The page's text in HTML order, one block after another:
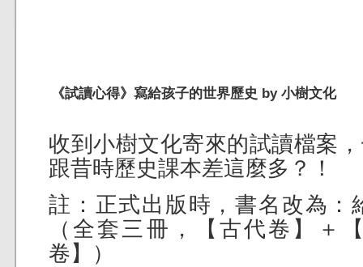
《試讀心得》寫給孩子的世界歷史 by 小樹文化
收到小樹文化寄來的試讀檔案
跟昔時歷史課本差這麼多？！
註：正式出版時，書名改為：
（全套三冊，【古代卷】＋
卷】）